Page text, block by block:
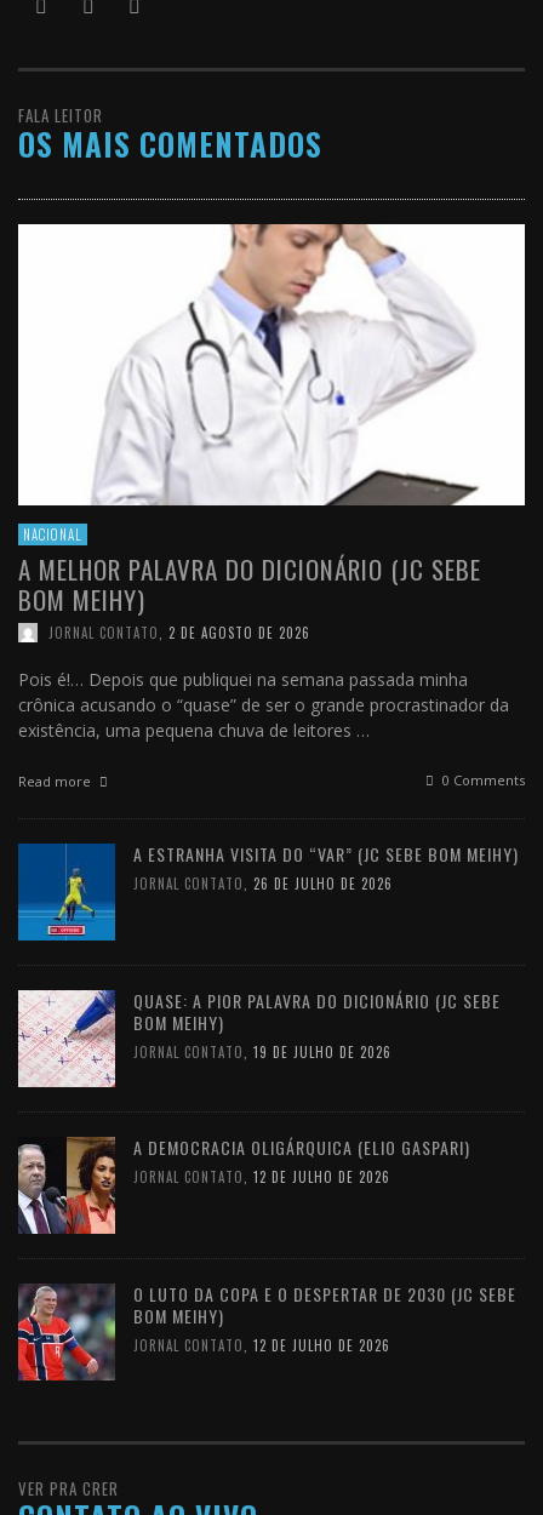
FALA LEITOR
OS MAIS COMENTADOS
NACIONAL
A MELHOR PALAVRA DO DICIONÁRIO (JC SEBE
BOM MEIHY)
JORNAL CONTATO, 2 DE AGOSTO DE 2026
Pois é!… Depois que publiquei na semana passada minha
crônica acusando o “quase” de ser o grande procrastinador da
existência, uma pequena chuva de leitores …
Read more 0 Comments
A ESTRANHA VISITA DO “VAR” (JC SEBE BOM MEIHY)
JORNAL CONTATO 26 DE JULHO DE 2026
QUASE: A PIOR PALAVRA DO DICIONÁRIO (JC SEBE
BOM MEIHY)
JORNAL CONTATO 19 DE JULHO DE 2026
A DEMOCRACIA OLIGÁRQUICA (ELIO GASPARI)
JORNAL CONTATO 12 DE JULHO DE 2026
O LUTO DA COPA E O DESPERTAR DE 2030 (JC SEBE
BOM MEIHY)
JORNAL CONTATO 12 DE JULHO DE 2026
VER PRA CRER